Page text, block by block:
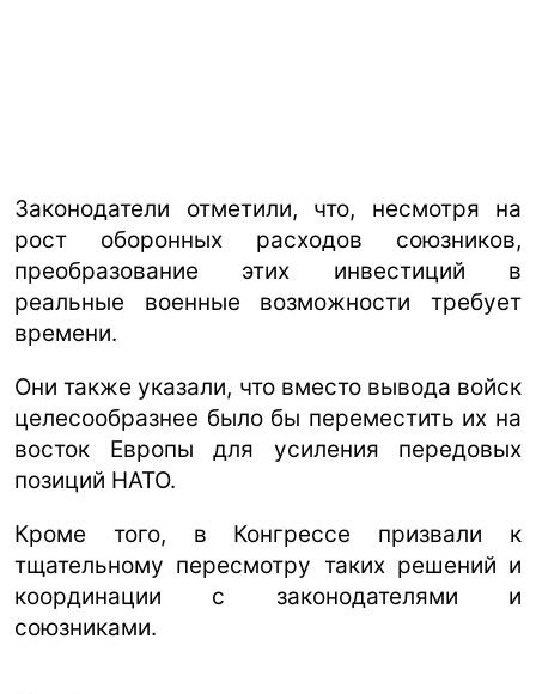
Законодатели отметили, что, несмотря на
рост оборонных расходов союзников,
преобразование этих инвестиций в
реальные военные возможности требует
времени.
Они также указали, что вместо вывода войск
целесообразнее было бы переместить их на
восток Европы для усиления передовых
позиций НАТО.
Кроме того, в Конгрессе призвали к
тщательному пересмотру таких решений и
координации с законодателями и
союзниками.